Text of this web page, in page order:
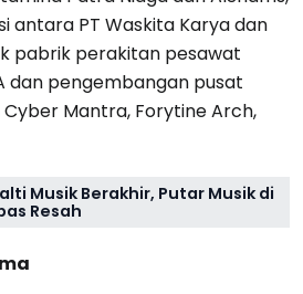
antara PT Waskita Karya dan
pabrik perakitan pesawat
dan pengembangan pusat
Mantra, Forytine Arch,
Musik Berakhir, Putar Musik di
Resah